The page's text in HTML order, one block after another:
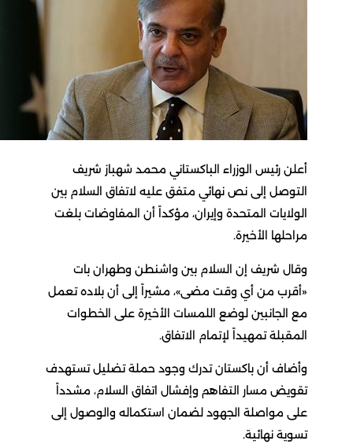
أعلن رئيس الوزراء الباكستاني محمد شهباز شريف
التوصل إلى نص نهائي متفق عليه لاتفاق السلام بين
الولايات المتحدة وإيران، مؤكداً أن المفاوضات بلغت
مراحلها الأخيرة.
وقال شريف إن السلام بين واشنطن وطهران بات
«أقرب من أي وقت مضى»، مشيراً إلى أن بلاده تعمل
مع الجانبين لوضع اللمسات الأخيرة على الخطوات
المقبلة تمهيداً لإتمام الاتفاق.
وأضاف أن باكستان تدرك وجود حملة تضليل تستهدف
تقويض مسار التفاهم وإفشال اتفاق السلام، مشدداً
على مواصلة الجهود لضمان استكماله والوصول إلى
تسوية نهائية.